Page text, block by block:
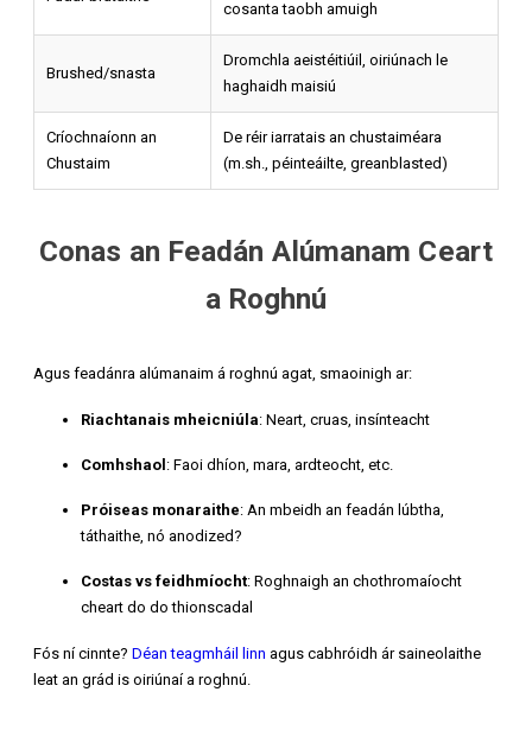
cosanta taobh amuigh
Brushed/snasta
Dromchla aeistéitiúil, oiriúnach le
haghaidh maisiú
Críochnaíonn an
Chustaim
De réir iarratais an chustaiméara
(m.sh., péinteáilte, greanblasted)
Conas an Feadán Alúmanam Ceart
a Roghnú
Agus feadánra alúmanaim á roghnú agat, smaoinigh ar:
Riachtanais mheicniúla: Neart, cruas, insínteacht
Comhshaol : Faoi dhíon, mara, ardteocht, etc.
Próiseas monaraithe: An mbeidh an feadán lúbtha,
táthaithe, nó anodized?
Costas vs feidhmíocht: Roghnaigh an chothromaíocht
cheart do do thionscadal
Fós ní cinnte? Déan teagmháil linn agus cabhróidh ár saineolaithe
leat an grád is oiriúnaí a roghnú.